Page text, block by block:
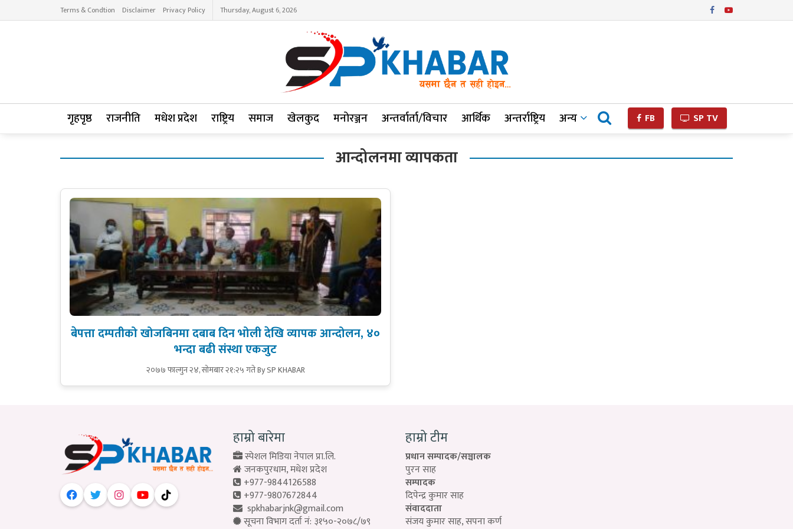
Terms & Condtion Disclaimer Privacy Policy Thursday, August 6, 2026
गृहपृष्ठ राजनीति मधेश प्रदेश राष्ट्रिय समाज खेलकुद मनोरञ्जन अन्तर्वार्ता/विचार आर्थिक अन्तर्राष्ट्रिय अन्य FB SP TV
आन्दोलनमा व्यापकता
बेपत्ता दम्पतीको खोजबिनमा दबाब दिन भोली देखि व्यापक आन्दोलन, ४०
भन्दा बढी संस्था एकजुट
२०७७ फाल्गुन २४, सोमबार २१:२५ गतेBy SP KHABAR
हाम्रो बारेमा
स्पेशल मिडिया नेपाल प्रा.लि.
जनकपुरधाम, मधेश प्रदेश
+977-9844126588
+977-9807672844
spkhabarjnk@gmail.com
सूचना विभाग दर्ता नं: ३१५०-२०७८/७९
हाम्रो टीम
प्रधान सम्पादक/सञ्चालक
पुरन साह
सम्पादक
दिपेन्द्र कुमार साह
संवाददाता
संजय कुमार साह, सपना कर्ण